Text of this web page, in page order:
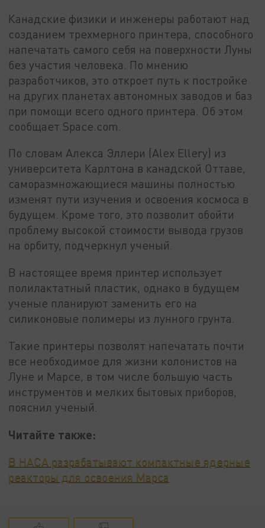
Канадские физики и инженеры работают над
созданием трехмерного принтера, способного
напечатать самого себя на поверхности Луны
без участия человека. По мнению
разработчиков, это откроет путь к постройке
на других планетах автономных заводов и баз
при помощи всего одного принтера. Об этом
сообщает Space.com.
По словам Алекса Эллери (Alex Ellery) из
университета Карлтона в канадской Оттаве,
саморазмножающиеся машины полностью
изменят пути изучения и освоения космоса в
будущем. Кроме того, это позволит обойти
проблему высокой стоимости вывода грузов
на орбиту, подчеркнул ученый.
В настоящее время принтер использует
полилактатный пластик, однако в будущем
ученые планируют заменить его на
силиконовые полимеры из лунного грунта.
Такие принтеры позволят напечатать почти
все необходимое для жизни колонистов на
Луне и Марсе, в том числе большую часть
инструментов и мелких бытовых приборов,
пояснил ученый.
Читайте также:
В НАСА разрабатывают компактные ядерные
реакторы для освоения Марса